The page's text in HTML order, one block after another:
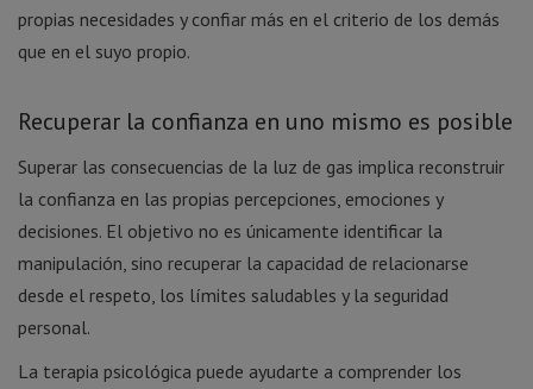
propias necesidades y confiar más en el criterio de los demás
que en el suyo propio.
Recuperar la confianza en uno mismo es posible
Superar las consecuencias de la luz de gas implica reconstruir
la confianza en las propias percepciones, emociones y
decisiones. El objetivo no es únicamente identificar la
manipulación, sino recuperar la capacidad de relacionarse
desde el respeto, los límites saludables y la seguridad
personal.
La terapia psicológica puede ayudarte a comprender los